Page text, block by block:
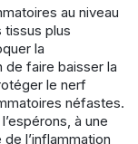
au niveau
tissus plus
la
faire baisser la
le nerf
néfastes.
à une
l’inflammation